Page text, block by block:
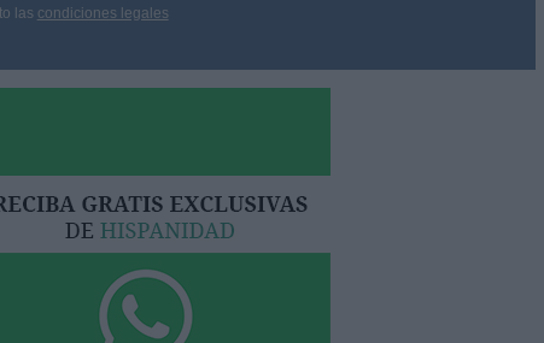
las condiciones legales